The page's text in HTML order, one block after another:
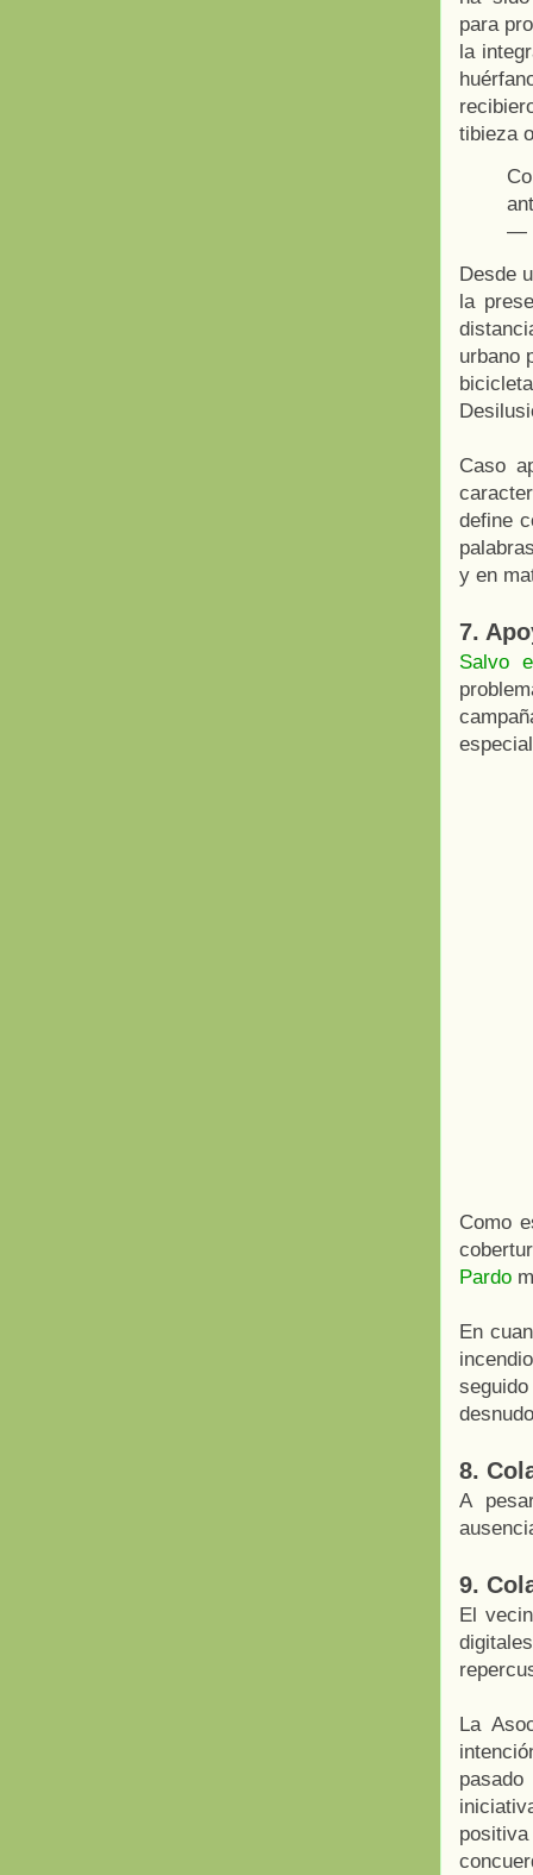
para
la
tibieza
—
Desde
la
urbano
Caso
define
y en
7.
Salvo
Como
Pardo
En
8.
A
9.
El
La